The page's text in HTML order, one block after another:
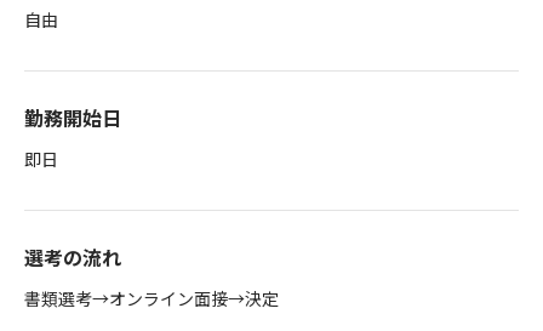
自由
勤務開始日
即日
選考の流れ
書類選考→オンライン面接→決定